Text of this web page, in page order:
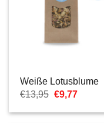
Weiße Lotusblume
€13,95
war:
€9,77
ist: